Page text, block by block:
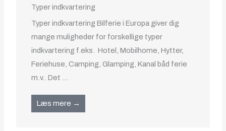
Typer indkvartering
Typer indkvartering Bilferie i Europa giver dig
mange muligheder for forskellige typer
indkvartering f.eks. Hotel, Mobilhome, Hytter,
Feriehuse, Camping, Glamping, Kanal båd ferie
m.v.. Det ...
Læs mere →